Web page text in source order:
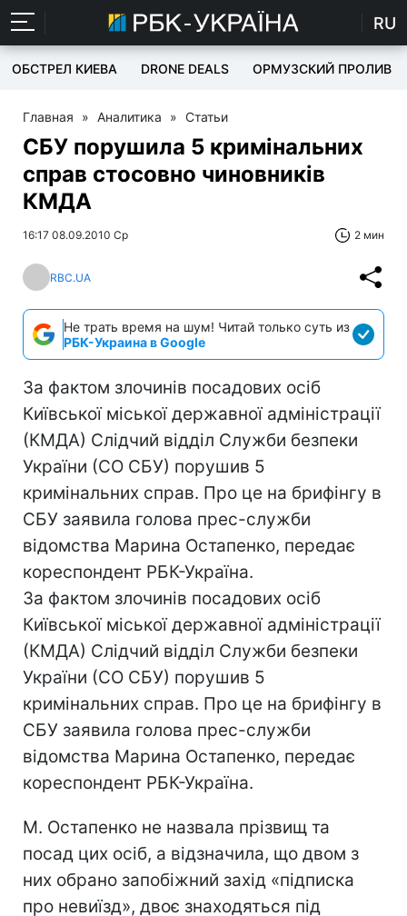
RU
ОБСТРЕЛ КИЕВА DRONE DEALS ОРМУЗСКИЙ ПРОЛИВ
Главная » Аналитика » Статьи
СБУ порушила 5 кримінальних
справ стосовно чиновників
КМДА
16:17 08.09.2010 Ср 2 мин
RBC.UA
Не трать время на шум! Читай только суть из
РБК-Украина в Google
За фактом злочинів посадових осіб
Київської міської державної адміністрації
(КМДА) Слідчий відділ Служби безпеки
України (СО СБУ) порушив 5
кримінальних справ. Про це на брифінгу в
СБУ заявила голова прес-служби
відомства Марина Остапенко, передає
кореспондент РБК-Україна.
За фактом злочинів посадових осіб
Київської міської державної адміністрації
(КМДА) Слідчий відділ Служби безпеки
України (СО СБУ) порушив 5
кримінальних справ. Про це на брифінгу в
СБУ заявила голова прес-служби
відомства Марина Остапенко, передає
кореспондент РБК-Україна.
М. Остапенко не назвала прізвищ та
посад цих осіб, а відзначила, що двом з
них обрано запобіжний захід «підписка
про невиїзд», двоє знаходяться під